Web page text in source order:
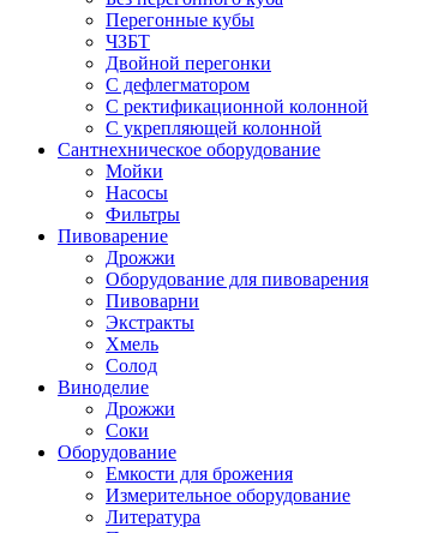
Перегонные кубы
ЧЗБТ
Двойной перегонки
С дефлегматором
С ректификационной колонной
С укрепляющей колонной
Сантнехническое оборудование
Мойки
Насосы
Фильтры
Пивоварение
Дрожжи
Оборудование для пивоварения
Пивоварни
Экстракты
Хмель
Солод
Виноделие
Дрожжи
Соки
Оборудование
Емкости для брожения
Измерительное оборудование
Литература